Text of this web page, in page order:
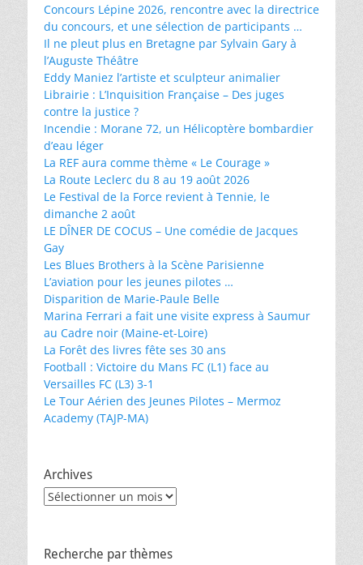
Concours Lépine 2026, rencontre avec la directrice
du concours, et une sélection de participants …
Il ne pleut plus en Bretagne par Sylvain Gary à
l’Auguste Théâtre
Eddy Maniez l’artiste et sculpteur animalier
Librairie : L’Inquisition Française – Des juges
contre la justice ?
Incendie : Morane 72, un Hélicoptère bombardier
d’eau léger
La REF aura comme thème « Le Courage »
La Route Leclerc du 8 au 19 août 2026
Le Festival de la Force revient à Tennie, le
dimanche 2 août
LE DÎNER DE COCUS – Une comédie de Jacques
Gay
Les Blues Brothers à la Scène Parisienne
L’aviation pour les jeunes pilotes …
Disparition de Marie-Paule Belle
Marina Ferrari a fait une visite express à Saumur
au Cadre noir (Maine-et-Loire)
La Forêt des livres fête ses 30 ans
Football : Victoire du Mans FC (L1) face au
Versailles FC (L3) 3-1
Le Tour Aérien des Jeunes Pilotes – Mermoz
Academy (TAJP-MA)
Archives
Archives
Recherche par thèmes